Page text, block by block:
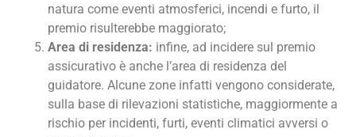
natura come eventi atmosferici, incendi e furto, il
premio risulterebbe maggiorato;
Area di residenza: infine, ad incidere sul premio
assicurativo è anche l’area di residenza del
guidatore. Alcune zone infatti vengono considerate,
sulla base di rilevazioni statistiche, maggiormente a
rischio per incidenti, furti, eventi climatici avversi o